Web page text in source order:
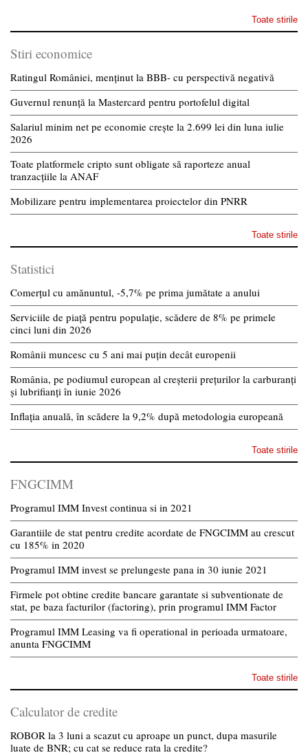
Toate stirile
Stiri economice
Ratingul României, menținut la BBB- cu perspectivă negativă
Guvernul renunță la Mastercard pentru portofelul digital
Salariul minim net pe economie crește la 2.699 lei din luna iulie
2026
Toate platformele cripto sunt obligate să raporteze anual
tranzacțiile la ANAF
Mobilizare pentru implementarea proiectelor din PNRR
Toate stirile
Statistici
Comerțul cu amănuntul, -5,7% pe prima jumătate a anului
Serviciile de piață pentru populație, scădere de 8% pe primele
cinci luni din 2026
Românii muncesc cu 5 ani mai puțin decât europenii
România, pe podiumul european al creșterii prețurilor la carburanți
și lubrifianți în iunie 2026
Inflația anuală, în scădere la 9,2% după metodologia europeană
Toate stirile
FNGCIMM
Programul IMM Invest continua si in 2021
Garantiile de stat pentru credite acordate de FNGCIMM au crescut
cu 185% in 2020
Programul IMM invest se prelungeste pana in 30 iunie 2021
Firmele pot obtine credite bancare garantate si subventionate de
stat, pe baza facturilor (factoring), prin programul IMM Factor
Programul IMM Leasing va fi operational in perioada urmatoare,
anunta FNGCIMM
Toate stirile
Calculator de credite
ROBOR la 3 luni a scazut cu aproape un punct, dupa masurile
luate de BNR; cu cat se reduce rata la credite?